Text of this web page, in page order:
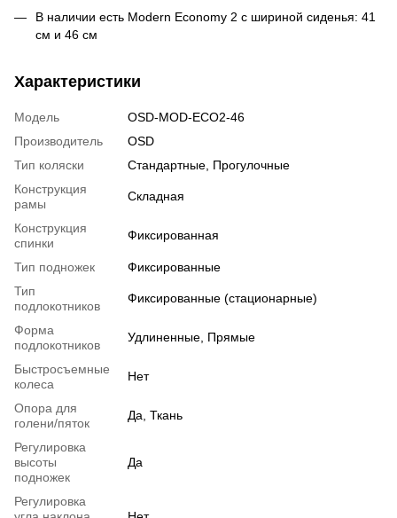
В наличии есть Modern Economy 2 с шириной сиденья: 41
см и 46 см
Характеристики
Модель
OSD-MOD-ECO2-46
Производитель
OSD
Тип коляски
Стандартные Прогулочные
Конструкция
рамы
Складная
Конструкция
спинки
Фиксированная
Тип подножек
Фиксированные
Тип
подлокотников
Фиксированные (стационарные)
Форма
подлокотников
Удлиненные, Прямые
Быстросъемные
колеса
Нет
Опора для
голени/пяток
Да, Ткань
Регулировка
высоты
подножек
Да
Регулировка